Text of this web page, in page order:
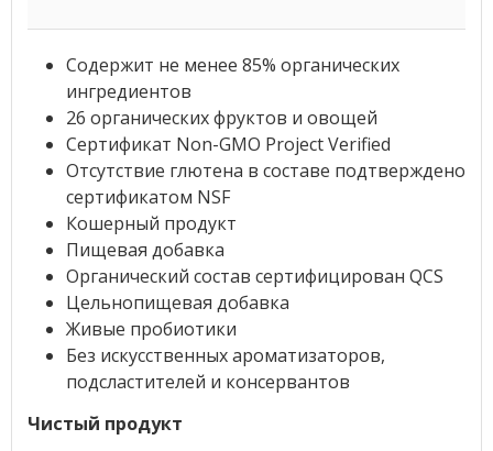
Содержит не менее 85% органических
ингредиентов
26 органических фруктов и овощей
Сертификат Non-GMO Project Verified
Отсутствие глютена в составе подтверждено
сертификатом NSF
Кошерный продукт
Пищевая добавка
Органический состав сертифицирован QCS
Цельнопищевая добавка
Живые пробиотики
Без искусственных ароматизаторов,
подсластителей и консервантов
Чистый продукт